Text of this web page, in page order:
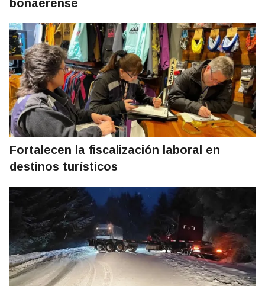
bonaerense
Fortalecen la fiscalización laboral en
destinos turísticos